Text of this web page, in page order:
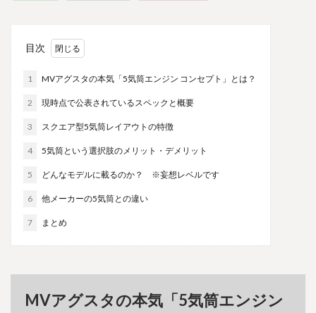
目次
1 MVアグスタの本気「5気筒エンジン コンセプト」とは？
2 現時点で公表されているスペックと概要
3 スクエア型5気筒レイアウトの特徴
4 5気筒という選択肢のメリット・デメリット
5 どんなモデルに載るのか？ ※妄想レベルです
6 他メーカーの5気筒との違い
7 まとめ
MVアグスタの本気「5気筒エンジン